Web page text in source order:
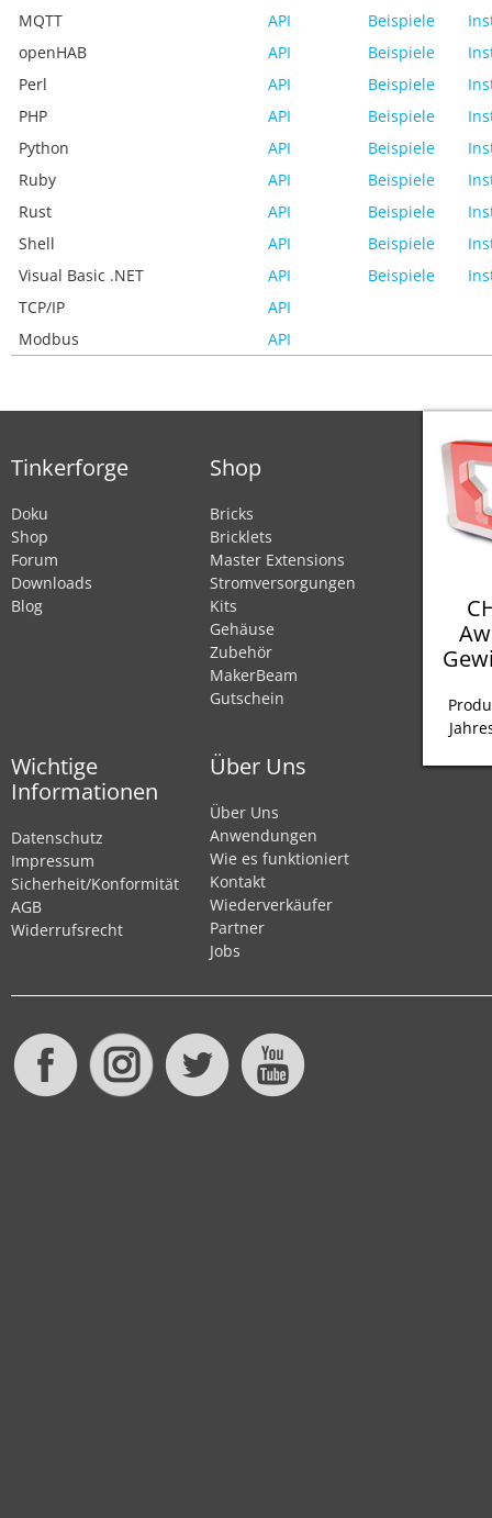
MQTT
API Beispiele
openHAB
API Beispiele
Perl
API Beispiele
PHP
API Beispiele
Python
API Beispiele
Ruby
API Beispiele
Rust
API Beispiele
Shell
API Beispiele
Visual Basic .NET
API Beispiele
TCP/IP
API
Modbus
API
Tinkerforge
Doku
Shop
Forum
Downloads
Blog
Shop
Bricks
Bricklets
Master Extensions
Stromversorgungen
Kits
Gehäuse
Zubehör
MakerBeam
Gutschein
Wichtige
Informationen
Datenschutz
Impressum
Sicherheit/Konformität
AGB
Widerrufsrecht
Über Uns
Über Uns
Anwendungen
Wie es funktioniert
Kontakt
Wiederverkäufer
Partner
Jobs